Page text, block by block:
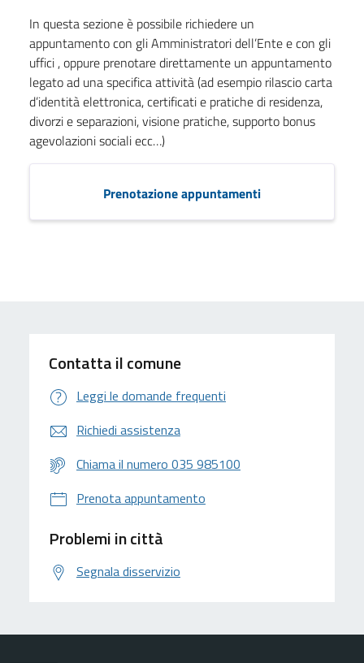
In questa sezione è possibile richiedere un
appuntamento con gli Amministratori dell’Ente e con gli
uffici , oppure prenotare direttamente un appuntamento
legato ad una specifica attività (ad esempio rilascio carta
d’identità elettronica, certificati e pratiche di residenza,
divorzi e separazioni, visione pratiche, supporto bonus
agevolazioni sociali ecc…)
Prenotazione appuntamenti
Contatta il comune
Leggi le domande frequenti
Richiedi assistenza
Chiama il numero 035 985100
Prenota appuntamento
Problemi in città
Segnala disservizio